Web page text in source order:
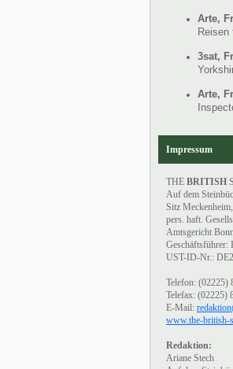
Arte,
3sat,
Arte,
Impressum
THE BRITISH
Auf dem
Sitz
pers. haft.
Amtsgericht
Geschäftsführer:
UST-ID-Nr.:
Telefon: (02225)
Telefax: (02225)
E-Mail:
www.the-british-
Redaktion:
Ariane Stech